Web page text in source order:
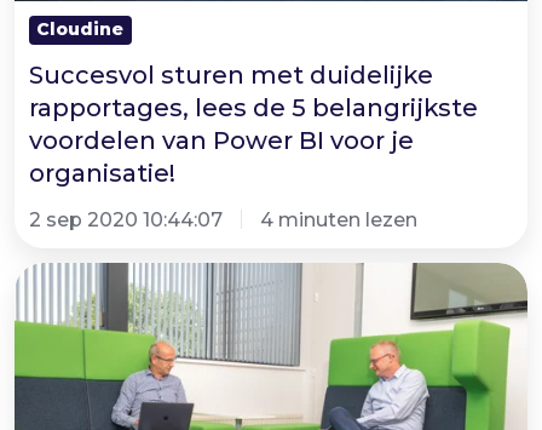
van
Power
BI
voor
je
organisatie!
Cloudine
Succesvol sturen met duidelijke
rapportages, lees de 5 belangrijkste
voordelen van Power BI voor je
organisatie!
2 sep 2020 10:44:07 4 minuten lezen
De
efficiëntie
het
gemak